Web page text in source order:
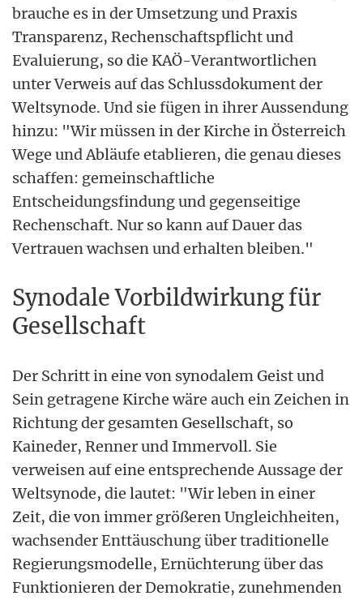
brauche es in der Umsetzung und Praxis
Transparenz, Rechenschaftspflicht und
Evaluierung, so die KAÖ-Verantwortlichen
unter Verweis auf das Schlussdokument der
Weltsynode. Und sie fügen in ihrer Aussendung
hinzu: "Wir müssen in der Kirche in Österreich
Wege und Abläufe etablieren, die genau dieses
schaffen: gemeinschaftliche
Entscheidungsfindung und gegenseitige
Rechenschaft. Nur so kann auf Dauer das
Vertrauen wachsen und erhalten bleiben."
Synodale Vorbildwirkung für
Gesellschaft
Der Schritt in eine von synodalem Geist und
Sein getragene Kirche wäre auch ein Zeichen in
Richtung der gesamten Gesellschaft, so
Kaineder, Renner und Immervoll. Sie
verweisen auf eine entsprechende Aussage der
Weltsynode, die lautet: "Wir leben in einer
Zeit, die von immer größeren Ungleichheiten,
wachsender Enttäuschung über traditionelle
Regierungsmodelle, Ernüchterung über das
Funktionieren der Demokratie, zunehmenden